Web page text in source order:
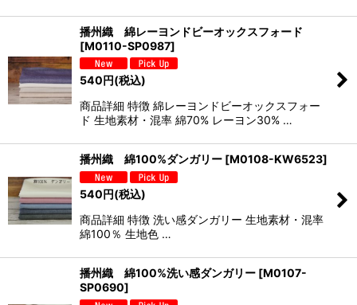
播州織 綿レーヨンドビーオックスフォード
[M0110-SP0987]
540円(税込)
商品詳細 特徴 綿レーヨンドビーオックスフォー
ド 生地素材・混率 綿70% レーヨン30% …
播州織 綿100%ダンガリー [M0108-KW6523]
540円(税込)
商品詳細 特徴 洗い感ダンガリー 生地素材・混率
綿100％ 生地色 …
播州織 綿100%洗い感ダンガリー [M0107-
SP0690]